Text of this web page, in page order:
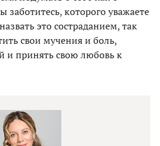
заботитесь, которого уважаете
это состраданием, так
свои мучения и боль,
и принять свою любовь к